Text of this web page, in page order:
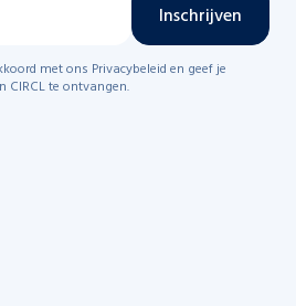
Inschrijven
met ons Privacybeleid en geef je
te ontvangen.